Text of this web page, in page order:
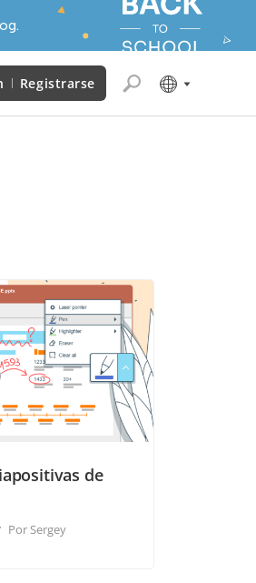
Registrarse
de
Por Sergey